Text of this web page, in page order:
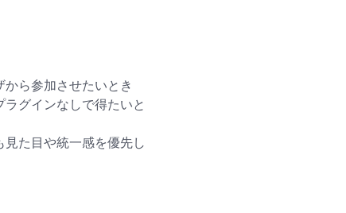
ら参加させたいとき
グインなしで得たいと
た目や統一感を優先し